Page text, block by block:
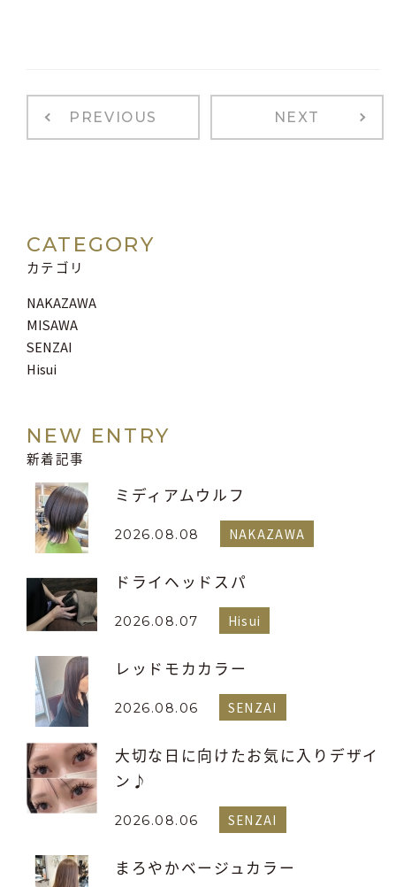
PREVIOUS NEXT
CATEGORY
カテゴリ
NAKAZAWA
MISAWA
SENZAI
Hisui
NEW ENTRY
新着記事
ミディアムウルフ
2026.08.08 NAKAZAWA
ドライヘッドスパ
2026.08.07 Hisui
レッドモカカラー
2026.08.06 SENZAI
大切な日に向けたお気に入りデザイ
ン♪
2026.08.06 SENZAI
まろやかベージュカラー